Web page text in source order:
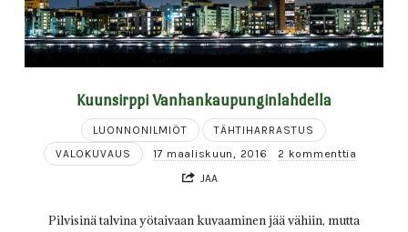
Kuunsirppi Vanhankaupunginlahdella
LUONNONILMIÖT
TÄHTIHARRASTUS
VALOKUVAUS
17 maaliskuun, 2016
2 kommenttia
JAA
Pilvisinä talvina yötaivaan kuvaaminen jää vähiin, mutta